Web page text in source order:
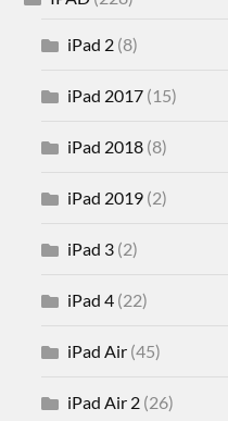
iPad 2 (8)
iPad 2017 (15)
iPad 2018 (8)
iPad 2019 (2)
iPad 3 (2)
iPad 4 (22)
iPad Air (45)
iPad Air 2 (26)